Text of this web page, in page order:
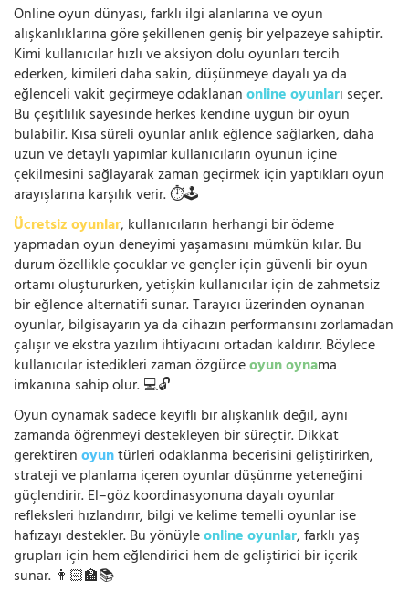
Online oyun dünyası, farklı ilgi alanlarına ve oyun
alışkanlıklarına göre şekillenen geniş bir yelpazeye sahiptir.
Kimi kullanıcılar hızlı ve aksiyon dolu oyunları tercih
ederken, kimileri daha sakin, düşünmeye dayalı ya da
eğlenceli vakit geçirmeye odaklananonline oyunları seçer.
Bu çeşitlilik sayesinde herkes kendine uygun bir oyun
bulabilir. Kısa süreli oyunlar anlık eğlence sağlarken, daha
uzun ve detaylı yapımlar kullanıcıların oyunun içine
çekilmesini sağlayarak zaman geçirmek için yaptıkları oyun
arayışlarına karşılık verir. ⏱️🕹️
Ücretsiz oyunlar, kullanıcıların herhangi bir ödeme
yapmadan oyun deneyimi yaşamasını mümkün kılar. Bu
durum özellikle çocuklar ve gençler için güvenli bir oyun
ortamı oluştururken, yetişkin kullanıcılar için de zahmetsiz
bir eğlence alternatifi sunar. Tarayıcı üzerinden oynanan
oyunlar, bilgisayarın ya da cihazın performansını zorlamadan
çalışır ve ekstra yazılım ihtiyacını ortadan kaldırır. Böylece
kullanıcılar istedikleri zaman özgürceoyun oynama
imkanına sahip olur. 💻🔓
Oyun oynamak sadece keyifli bir alışkanlık değil, aynı
zamanda öğrenmeyi destekleyen bir süreçtir. Dikkat
gerektirenoyuntürleri odaklanma becerisini geliştirirken,
strateji ve planlama içeren oyunlar düşünme yeteneğini
güçlendirir. El–göz koordinasyonuna dayalı oyunlar
refleksleri hızlandırır, bilgi ve kelime temelli oyunlar ise
hafızayı destekler. Bu yönüyleonline oyunlar, farklı yaş
grupları için hem eğlendirici hem de geliştirici bir içerik
sunar. 👩🏻‍🏫📚